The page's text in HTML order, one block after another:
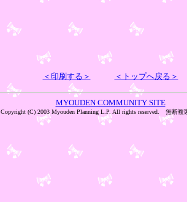
＜印刷する＞ ＜トップへ戻る＞
MYOUDEN COMMUNITY SITE
Copyright (C) 2003 Myouden Planning L.P. All rights reserved. 無断複